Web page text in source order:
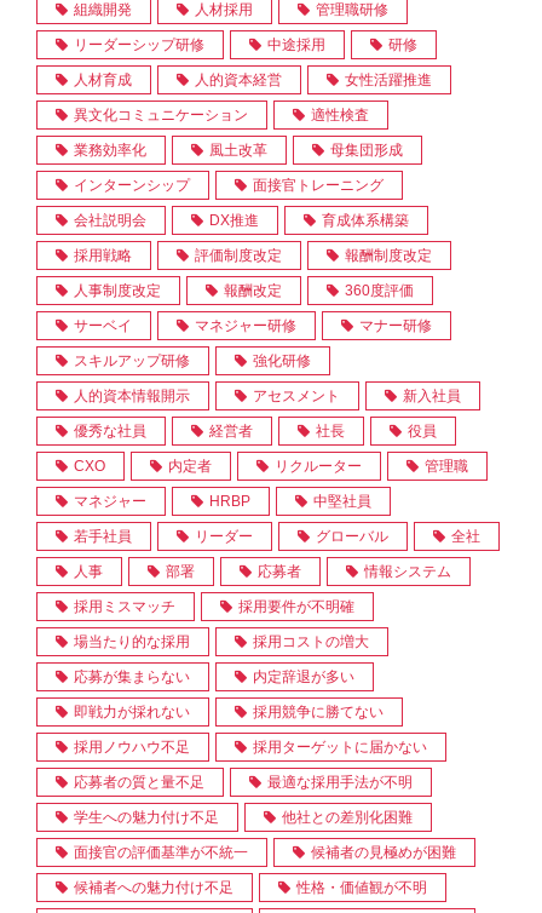
組織開発 人材採用 管理職研修
リーダーシップ研修 中途採用 研修
人材育成 人的資本経営 女性活躍推進
異文化コミュニケーション 適性検査
業務効率化 風土改革 母集団形成
インターンシップ 面接官トレーニング
会社説明会 DX推進 育成体系構築
採用戦略 評価制度改定 報酬制度改定
人事制度改定 報酬改定 360度評価
サーベイ マネジャー研修 マナー研修
スキルアップ研修 強化研修
人的資本情報開示 アセスメント 新入社員
優秀な社員 経営者 社長 役員
CXO 内定者 リクルーター 管理職
マネジャー HRBP 中堅社員
若手社員 リーダー グローバル 全社
人事 部署 応募者 情報システム
採用ミスマッチ 採用要件が不明確
場当たり的な採用 採用コストの増大
応募が集まらない 内定辞退が多い
即戦力が採れない 採用競争に勝てない
採用ノウハウ不足 採用ターゲットに届かない
応募者の質と量不足 最適な採用手法が不明
学生への魅力付け不足 他社との差別化困難
面接官の評価基準が不統一 候補者の見極めが困難
候補者への魅力付け不足 性格・価値観が不明